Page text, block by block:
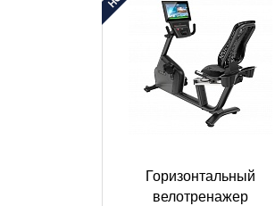
Горизонтальный
велотренажер